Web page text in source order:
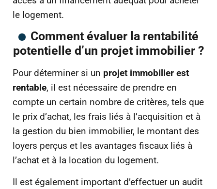
le logement.
Comment évaluer la rentabilité
potentielle d’un projet immobilier ?
Pour déterminer si un projet immobilier est
rentable, il est nécessaire de prendre en
compte un certain nombre de critères, tels que
le prix d’achat, les frais liés à l’acquisition et à
la gestion du bien immobilier, le montant des
loyers perçus et les avantages fiscaux liés à
l’achat et à la location du logement.
Il est également important d’effectuer un audit